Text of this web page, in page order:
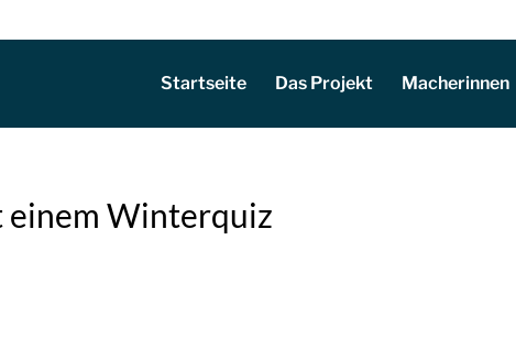
Startseite Das Projekt Macherinnen
einem Winterquiz